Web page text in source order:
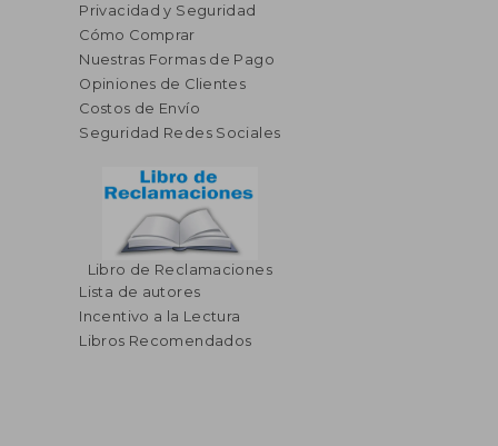
45%
dcto.
$ 48.06
$ 26.43
Privacidad y Seguridad
Cómo Comprar
Nuestras Formas de Pago
Opiniones de Clientes
Costos de Envío
Seguridad Redes Sociales
Libro de Reclamaciones
Lista de autores
Incentivo a la Lectura
Libros Recomendados